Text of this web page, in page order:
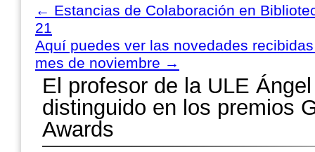
← Estancias de Colaboración en
21
Aquí puedes ver las novedades
mes de noviembre →
El profesor de la ULE
distinguido en los premios
Awards